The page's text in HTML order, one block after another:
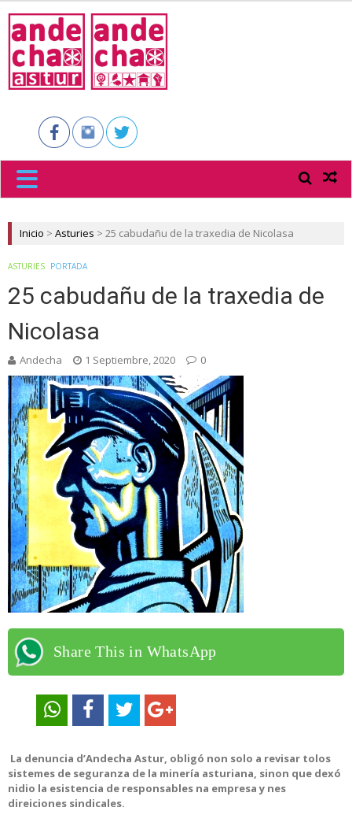
ASTUR
Inicio > Asturies > 25 cabudañu de la traxedia de Nicolasa
ASTURIES PORTADA
25 cabudañu de la traxedia de
Nicolasa
Andecha 1 Septiembre, 2020 0
Share This in WhatsApp
La denuncia d’Andecha Astur, obligó non solo a revisar tolos
sistemes de seguranza de la minería asturiana, sinon que dexó
nidio la esistencia de responsables na empresa y nes
direiciones sindicales.